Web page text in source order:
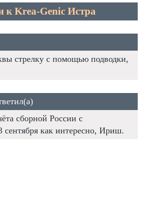
к Krea-Genic Истра
стрелку с помощью подводки,
сборной России с
сентября как интересно, Ириш.